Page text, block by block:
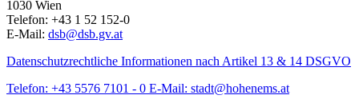
1030 Wien
Telefon: +43 1 52 152-0
E-Mail: dsb@dsb.gv.at
Datenschutzrechtliche Informationen nach Artikel 13 & 14 DSGVO
Telefon: +43 5576 7101 - 0 E-Mail: stadt@hohenems.at